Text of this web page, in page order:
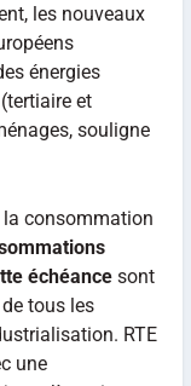
les nouveaux
énergies
et
souligne
la consommation
échéance sont
tous les
RTE
une